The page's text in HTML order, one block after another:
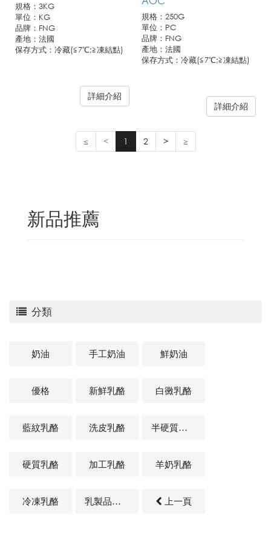
分類
奶油 手工奶油 鮮奶油
優格 新鮮乳酪 白黴乳酪
藍紋乳酪 洗皮乳酪 半硬質乳酪
硬質乳酪 加工乳酪 羊奶乳酪
冷凍乳酪 乳製品及其他相關商品 上一頁
規格：3KG
單位：KG
品牌：FNG
產地：法國
保存方式：冷藏(≦7℃;≧凍結點)
詳細介紹
規格：250G
單位：PC
品牌：FNG
產地：法國
保存方式：冷藏(≦7℃;≧凍結點)
詳細介紹
≤ < 1 2 > ≥
新品推薦